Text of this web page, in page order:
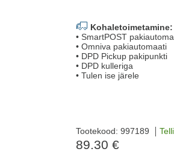
Kohaletoimetamine:
• SmartPOST
• Omniva pakiautomaati
• DPD Pickup pakipunkti
• DPD kulleriga
• Tulen ise järele
Tootekood: 997189
89.30 €